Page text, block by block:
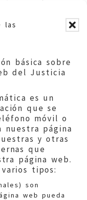
las
básica sobre
del Justicia
es un
que se
móvil o
página
y otras
que
página web.
tipos:
son
web pueda
para la
Cinca.